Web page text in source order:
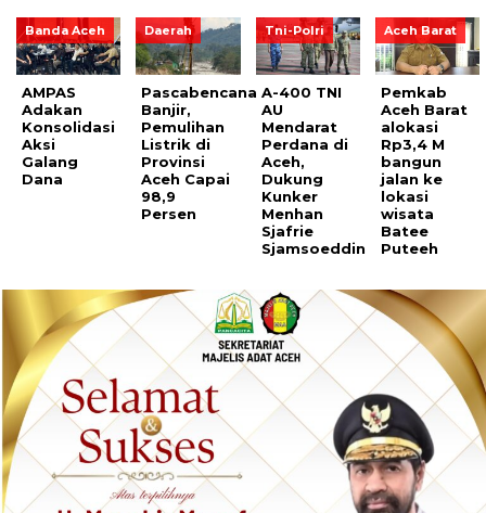
Banda Aceh
AMPAS
Adakan
Konsolidasi
Aksi
Galang
Dana
Daerah
Pascabencana
Banjir,
Pemulihan
Listrik di
Provinsi
Aceh Capai
98,9
Persen
Tni-Polri
A-400 TNI
AU
Mendarat
Perdana di
Aceh,
Dukung
Kunker
Menhan
Sjafrie
Sjamsoeddin
Aceh Barat
Pemkab
Aceh Barat
alokasi
Rp3,4 M
bangun
jalan ke
lokasi
wisata
Batee
Puteeh